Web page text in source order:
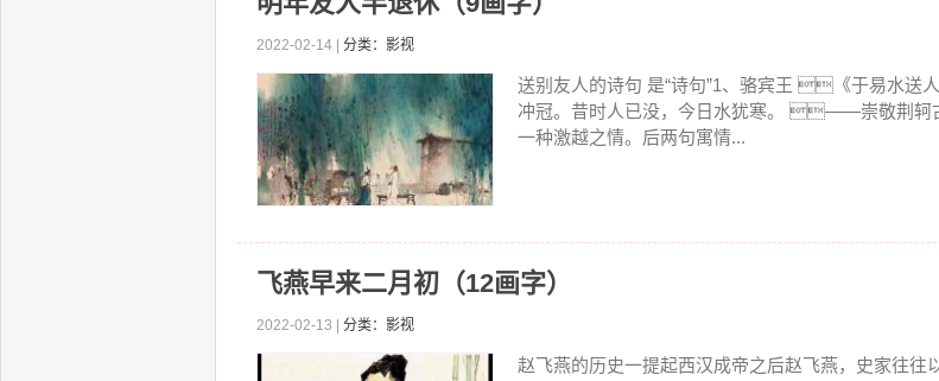
2022-02-14 | 分类：影视
送别友人的诗句 是“诗句”1、骆宾王 《于易水送
冲冠。昔时人已没，今日水犹寒。 ——崇敬荆轲
一种激越之情。后两句寓情...
飞燕早来二月初（12画字）
2022-02-13 | 分类：影视
赵飞燕的历史一提起西汉成帝之后赵飞燕，史家往往